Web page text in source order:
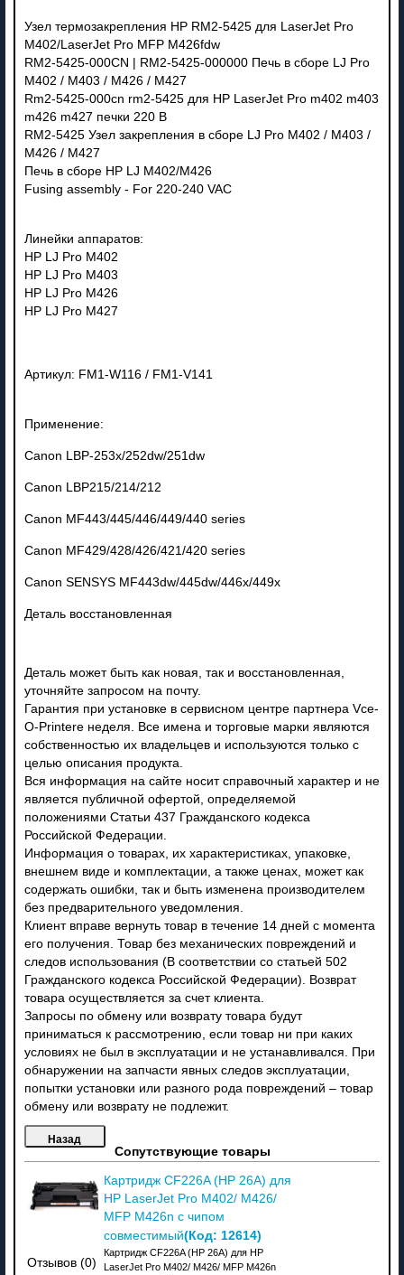
Узел термозакрепления HP RM2-5425 для LaserJet Pro
M402/LaserJet Pro MFP M426fdw
RM2-5425-000CN | RM2-5425-000000 Печь в сборе LJ Pro
M402 / M403 / M426 / M427
Rm2-5425-000cn rm2-5425 для HP LaserJet Pro m402 m403
m426 m427 печки 220 В
RM2-5425 Узел закрепления в сборе LJ Pro M402 / M403 /
M426 / M427
Печь в сборе HP LJ M402/M426
Fusing assembly - For 220-240 VAC
Линейки аппаратов:
HP LJ Pro M402
HP LJ Pro M403
HP LJ Pro M426
HP LJ Pro M427
Артикул: FM1-W116 / FM1-V141
Применение:
Canon LBP-253x/252dw/251dw
Canon LBP215/214/212
Canon MF443/445/446/449/440 series
Canon MF429/428/426/421/420 series
Canon SENSYS MF443dw/445dw/446x/449x
Деталь восстановленная
Деталь может быть как новая, так и восстановленная,
уточняйте запросом на почту.
Гарантия при установке в сервисном центре партнера Vce-
O-Printere неделя. Все имена и торговые марки являются
собственностью их владельцев и используются только с
целью описания продукта.
Вся информация на сайте носит справочный характер и не
является публичной офертой, определяемой
положениями Статьи 437 Гражданского кодекса
Российской Федерации.
Информация о товарах, их характеристиках, упаковке,
внешнем виде и комплектации, а также ценах, может как
содержать ошибки, так и быть изменена производителем
без предварительного уведомления.
Клиент вправе вернуть товар в течение 14 дней с момента
его получения. Товар без механических повреждений и
следов использования (В соответствии со статьей 502
Гражданского кодекса Российской Федерации). Возврат
товара осуществляется за счет клиента.
Запросы по обмену или возврату товара будут
приниматься к рассмотрению, если товар ни при каких
условиях не был в эксплуатации и не устанавливался. При
обнаружении на запчасти явных следов эксплуатации,
попытки установки или разного рода повреждений – товар
обмену или возврату не подлежит.
Сопутствующие товары
Отзывов (0)
Картридж CF226A (HP 26A) для
HP LaserJet Pro M402/ M426/
MFP M426n с чипом
совместимый(Код: 12614)
Картридж CF226A (HP 26A) для HP
LaserJet Pro M402/ M426/ MFP M426n